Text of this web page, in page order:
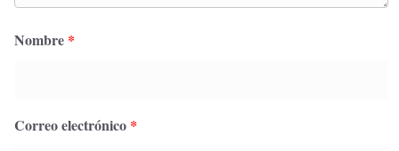
Nombre *
Correo electrónico *